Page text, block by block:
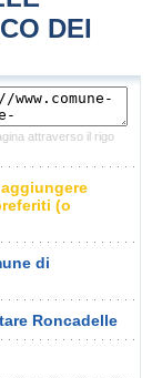
DEI
attraverso il rigo
(o
di
Roncadelle